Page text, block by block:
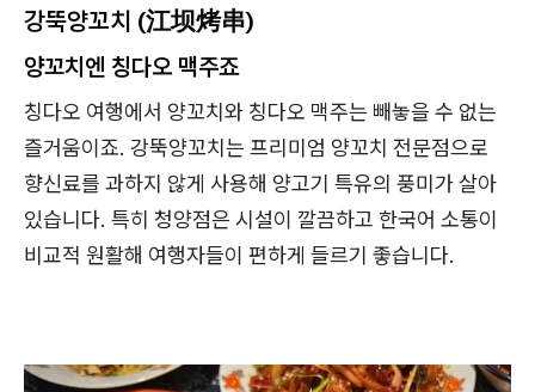
강뚝양꼬치 (江坝烤串)
양꼬치엔 칭다오 맥주죠
칭다오 여행에서 양꼬치와 칭다오 맥주는 빼놓을 수 없는
즐거움이죠. 강뚝양꼬치는 프리미엄 양꼬치 전문점으로
향신료를 과하지 않게 사용해 양고기 특유의 풍미가 살아
있습니다. 특히 청양점은 시설이 깔끔하고 한국어 소통이
비교적 원활해 여행자들이 편하게 들르기 좋습니다.